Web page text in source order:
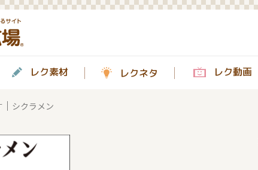
レク素材 レクネタ レク動画
シクラメン